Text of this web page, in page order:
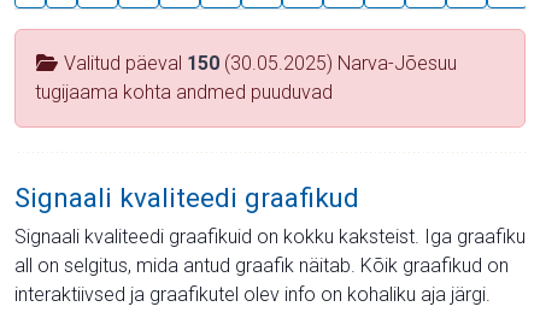
Valitud päeval 150 (30.05.2025) Narva-Jõesuu
tugijaama kohta andmed puuduvad
Signaali kvaliteedi graafikud
Signaali kvaliteedi graafikuid on kokku kaksteist. Iga graafiku
all on selgitus, mida antud graafik näitab. Kõik graafikud on
interaktiivsed ja graafikutel olev info on kohaliku aja järgi.